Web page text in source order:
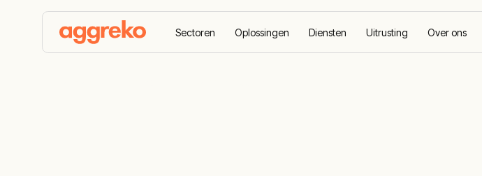
Sectoren Oplossingen Diensten Uitrusting Over ons